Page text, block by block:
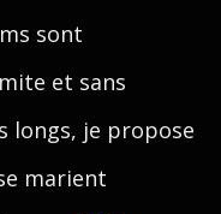
sont
et sans
longs, je propose
marient